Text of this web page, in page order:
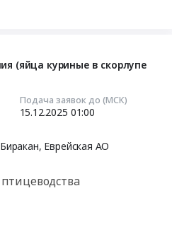
(яйца куриные в скорлупе
Подача заявок до (МСК)
15.12.2025 01:00
Биракан, Еврейская АО